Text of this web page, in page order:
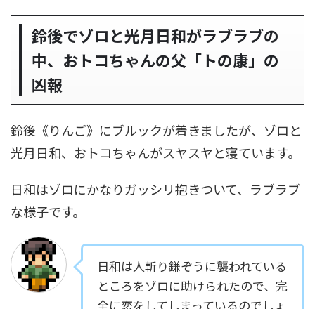
鈴後でゾロと光月日和がラブラブの
中、おトコちゃんの父「トの康」の
凶報
鈴後《りんご》にブルックが着きましたが、ゾロと
光月日和、おトコちゃんがスヤスヤと寝ています。
日和はゾロにかなりガッシリ抱きついて、ラブラブ
な様子です。
日和は人斬り鎌ぞうに襲われている
ところをゾロに助けられたので、完
全に恋をしてしまっているのでしょ